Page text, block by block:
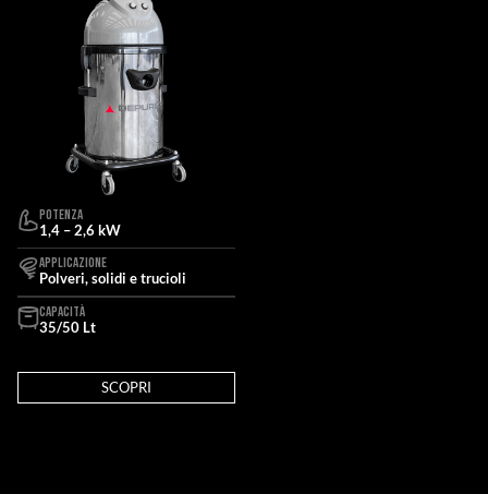
POTENZA
1,4 – 2,6 kW
APPLICAZIONE
Polveri, solidi e trucioli
CAPACITÀ
35/50 Lt
SCOPRI